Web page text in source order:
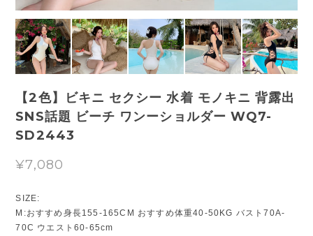
【2色】ビキニ セクシー 水着 モノキニ 背露出
SNS話題 ビーチ ワンーショルダー WQ7-
SD2443
¥7,080
SIZE:
M:おすすめ身長155-165CM おすすめ体重40-50KG バスト70A-
70C ウエスト60-65cm